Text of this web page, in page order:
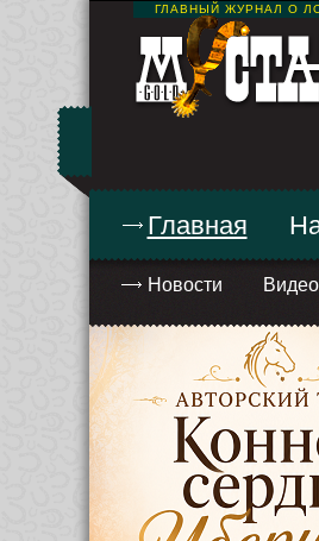
ГЛАВНЫЙ ЖУРНАЛ О
Главная
Новости Видео